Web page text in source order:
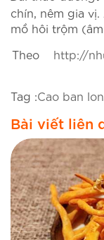
chín, nêm gia
mồ hôi trộm
Theo http://
Tag :Cao ban
Bài viết liên